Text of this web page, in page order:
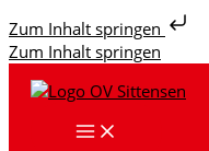
Zum Inhalt springen
Zum Inhalt springen